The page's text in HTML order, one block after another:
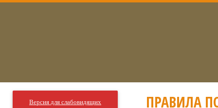
ПРАВИЛА
Версия для слабовидящих